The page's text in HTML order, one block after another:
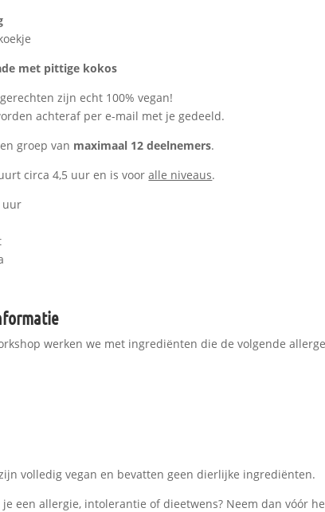
met pittige kokos
zijn echt 100% vegan!
achteraf per e-mail met je gedeeld.
groep van maximaal 12deelnemers.
circa 4,5 uur en is vooralle niveaus.
uur
werken we met ingrediënten die de volgende
volledig vegan en bevatten geen dierlijke ingrediënten.
je een allergie, intolerantie of dieetwens? Neem dan vóór